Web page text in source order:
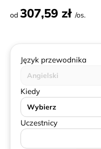
od 307,59 zł /os.
Język przewodnika
Angielski
Kiedy
Wybierz
Uczestnicy